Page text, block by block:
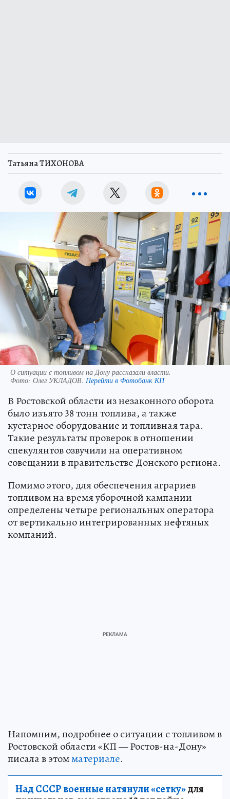
Татьяна ТИХОНОВА
О ситуации с топливом на Дону рассказали власти.
Фото: Олег УКЛАДОВ. Перейти в Фотобанк КП
В Ростовской области из незаконного оборота
было изъято 38 тонн топлива, а также
кустарное оборудование и топливная тара.
Такие результаты проверок в отношении
спекулянтов озвучили на оперативном
совещании в правительстве Донского региона.
Помимо этого, для обеспечения аграриев
топливом на время уборочной кампании
определены четыре региональных оператора
от вертикально интегрированных нефтяных
компаний.
Напомним, подробнее о ситуации с топливом в
Ростовской области «КП — Ростов-на-Дону»
писала в этомматериале.
Над СССР военные натянули «сетку»для